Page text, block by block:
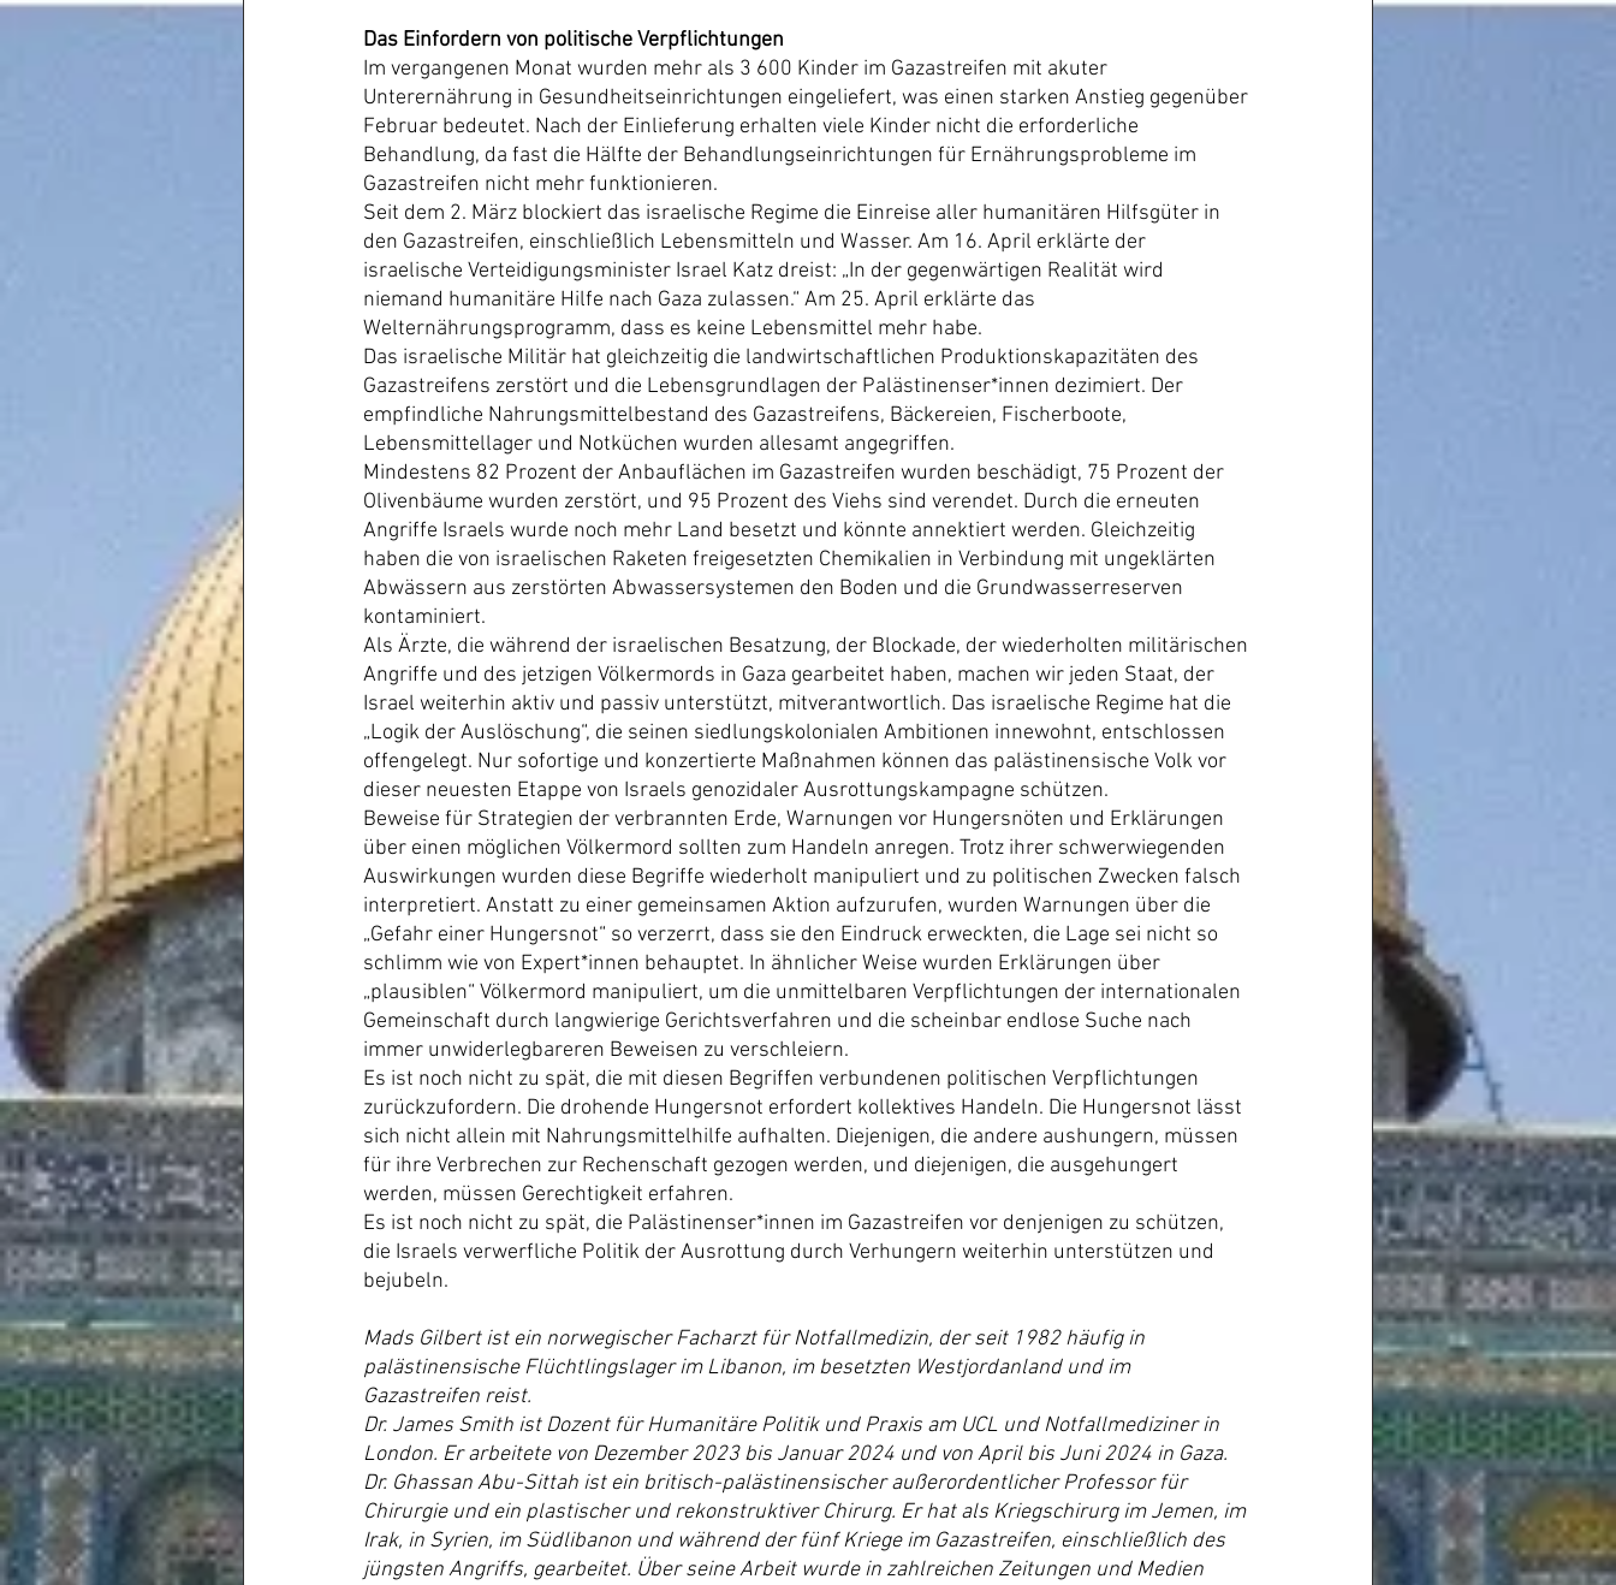
Das Einfordern von politische Verpflichtungen
Im vergangenen Monat wurden mehr als 3 600 Kinder im Gazastreifen mit akuter
Unterernährung in Gesundheitseinrichtungen eingeliefert, was einen starken Anstieg gegenüber
Februar bedeutet. Nach der Einlieferung erhalten viele Kinder nicht die erforderliche
Behandlung, da fast die Hälfte der Behandlungseinrichtungen für Ernährungsprobleme im
Gazastreifen nicht mehr funktionieren.
Seit dem 2. März blockiert das israelische Regime die Einreise aller humanitären Hilfsgüter in
den Gazastreifen, einschließlich Lebensmitteln und Wasser. Am 16. April erklärte der
israelische Verteidigungsminister Israel Katz dreist: „In der gegenwärtigen Realität wird
niemand humanitäre Hilfe nach Gaza zulassen.“ Am 25. April erklärte das
Welternährungsprogramm, dass es keine Lebensmittel mehr habe.
Das israelische Militär hat gleichzeitig die landwirtschaftlichen Produktionskapazitäten des
Gazastreifens zerstört und die Lebensgrundlagen der Palästinenser*innen dezimiert. Der
empfindliche Nahrungsmittelbestand des Gazastreifens, Bäckereien, Fischerboote,
Lebensmittellager und Notküchen wurden allesamt angegriffen.
Mindestens 82 Prozent der Anbauflächen im Gazastreifen wurden beschädigt, 75 Prozent der
Olivenbäume wurden zerstört, und 95 Prozent des Viehs sind verendet. Durch die erneuten
Angriffe Israels wurde noch mehr Land besetzt und könnte annektiert werden. Gleichzeitig
haben die von israelischen Raketen freigesetzten Chemikalien in Verbindung mit ungeklärten
Abwässern aus zerstörten Abwassersystemen den Boden und die Grundwasserreserven
kontaminiert.
Als Ärzte, die während der israelischen Besatzung, der Blockade, der wiederholten militärischen
Angriffe und des jetzigen Völkermords in Gaza gearbeitet haben, machen wir jeden Staat, der
Israel weiterhin aktiv und passiv unterstützt, mitverantwortlich. Das israelische Regime hat die
„Logik der Auslöschung“, die seinen siedlungskolonialen Ambitionen innewohnt, entschlossen
offengelegt. Nur sofortige und konzertierte Maßnahmen können das palästinensische Volk vor
dieser neuesten Etappe von Israels genozidaler Ausrottungskampagne schützen.
Beweise für Strategien der verbrannten Erde, Warnungen vor Hungersnöten und Erklärungen
über einen möglichen Völkermord sollten zum Handeln anregen. Trotz ihrer schwerwiegenden
Auswirkungen wurden diese Begriffe wiederholt manipuliert und zu politischen Zwecken falsch
interpretiert. Anstatt zu einer gemeinsamen Aktion aufzurufen, wurden Warnungen über die
„Gefahr einer Hungersnot“ so verzerrt, dass sie den Eindruck erweckten, die Lage sei nicht so
schlimm wie von Expert*innen behauptet. In ähnlicher Weise wurden Erklärungen über
„plausiblen“ Völkermord manipuliert, um die unmittelbaren Verpflichtungen der internationalen
Gemeinschaft durch langwierige Gerichtsverfahren und die scheinbar endlose Suche nach
immer unwiderlegbareren Beweisen zu verschleiern.
Es ist noch nicht zu spät, die mit diesen Begriffen verbundenen politischen Verpflichtungen
zurückzufordern. Die drohende Hungersnot erfordert kollektives Handeln. Die Hungersnot lässt
sich nicht allein mit Nahrungsmittelhilfe aufhalten. Diejenigen, die andere aushungern, müssen
für ihre Verbrechen zur Rechenschaft gezogen werden, und diejenigen, die ausgehungert
werden, müssen Gerechtigkeit erfahren.
Es ist noch nicht zu spät, die Palästinenser*innen im Gazastreifen vor denjenigen zu schützen,
die Israels verwerfliche Politik der Ausrottung durch Verhungern weiterhin unterstützen und
bejubeln.
Mads Gilbert ist ein norwegischer Facharzt für Notfallmedizin, der seit 1982 häufig in
palästinensische Flüchtlingslager im Libanon, im besetzten Westjordanland und im
Gazastreifen reist.
Dr. James Smith ist Dozent für Humanitäre Politik und Praxis am UCL und Notfallmediziner in
London. Er arbeitete von Dezember 2023 bis Januar 2024 und von April bis Juni 2024 in Gaza.
Dr. Ghassan Abu-Sittah ist ein britisch-palästinensischer außerordentlicher Professor für
Chirurgie und ein plastischer und rekonstruktiver Chirurg. Er hat als Kriegschirurg im Jemen, im
Irak, in Syrien, im Südlibanon und während der fünf Kriege im Gazastreifen, einschließlich des
jüngsten Angriffs, gearbeitet. Über seine Arbeit wurde in zahlreichen Zeitungen und Medien